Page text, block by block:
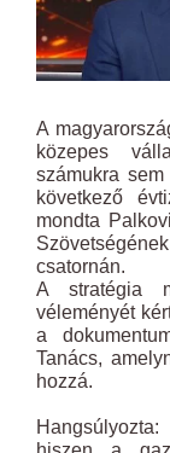
A
közepes
számukra
következő
mondta
csatornán.
A stratégia
véleményét
a
Tanács,
hozzá.